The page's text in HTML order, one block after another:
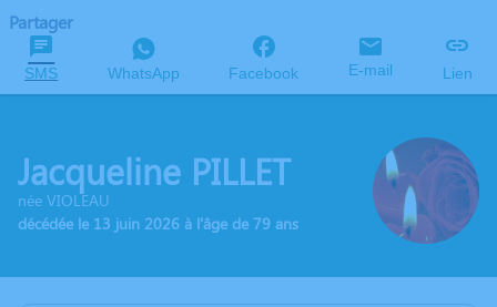
Partager
SMS WhatsApp Facebook E-mail Lien
Jacqueline PILLET
née VIOLEAU
décédée le 13 juin 2026 à l'âge de 79 ans